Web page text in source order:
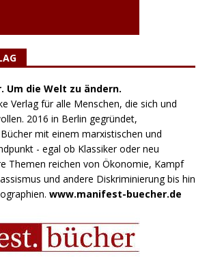
Um die Welt zu ändern.
Verlag für alle Menschen, die sich und
2016 in Berlin gegründet,
mit einem marxistischen und
- egal ob Klassiker oder neu
Themen reichen von Ökonomie, Kampf
und andere Diskriminierung bis hin
www.manifest-buecher.de